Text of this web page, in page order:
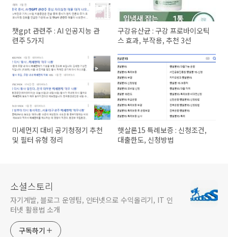
챗gpt 관련주 : AI 인공지능 관
련주 5가지
구강유산균 : 구강 프로바이오틱
스 효과, 부작용, 추천 3선
미세먼지 대비 공기청정기 추천
및 필터 유형 정리
햇살론15 특례보증 : 신청조건,
대출한도, 신청방법
소셜스토리
자기계발, 블로그 운영팁, 인터넷으로 수익올리기, IT 인
터넷 활용법 소개
구독하기